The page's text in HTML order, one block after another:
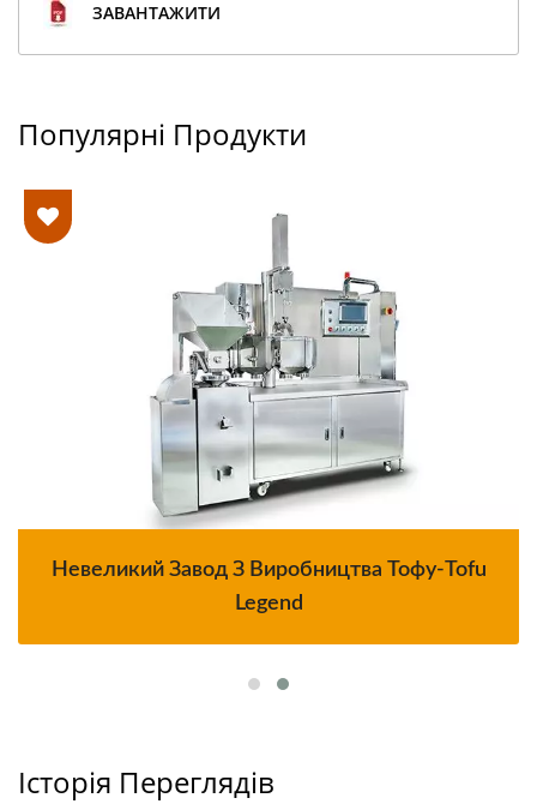
ЗАВАНТАЖИТИ
Популярні Продукти
Невеликий Завод З Виробництва Тофу-Tofu
Legend
Історія Переглядів